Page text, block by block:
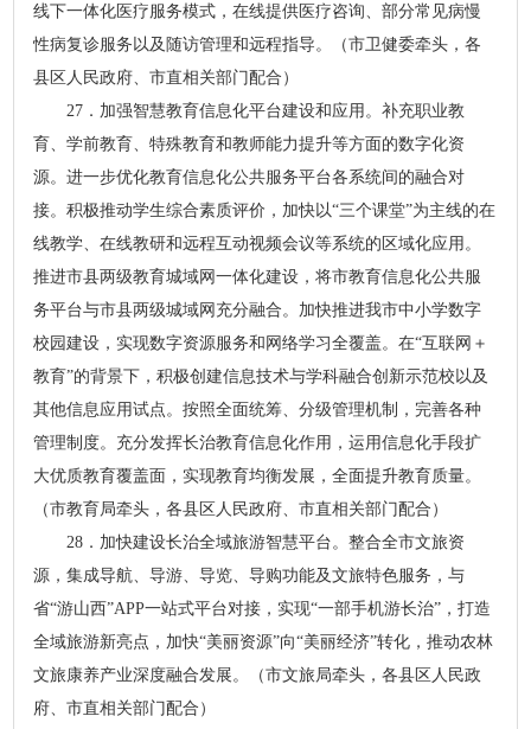
线下一体化医疗服务模式，在线提供医疗咨询、部分常见病慢
性病复诊服务以及随访管理和远程指导。（市卫健委牵头，各
县区人民政府、市直相关部门配合）
27．加强智慧教育信息化平台建设和应用。补充职业教
育、学前教育、特殊教育和教师能力提升等方面的数字化资
源。进一步优化教育信息化公共服务平台各系统间的融合对
接。积极推动学生综合素质评价，加快以“三个课堂”为主线的在
线教学、在线教研和远程互动视频会议等系统的区域化应用。
推进市县两级教育城域网一体化建设，将市教育信息化公共服
务平台与市县两级城域网充分融合。加快推进我市中小学数字
校园建设，实现数字资源服务和网络学习全覆盖。在“互联网＋
教育”的背景下，积极创建信息技术与学科融合创新示范校以及
其他信息应用试点。按照全面统筹、分级管理机制，完善各种
管理制度。充分发挥长治教育信息化作用，运用信息化手段扩
大优质教育覆盖面，实现教育均衡发展，全面提升教育质量。
（市教育局牵头，各县区人民政府、市直相关部门配合）
28．加快建设长治全域旅游智慧平台。整合全市文旅资
源，集成导航、导游、导览、导购功能及文旅特色服务，与
省“游山西”APP一站式平台对接，实现“一部手机游长治”，打造
全域旅游新亮点，加快“美丽资源”向“美丽经济”转化，推动农林
文旅康养产业深度融合发展。（市文旅局牵头，各县区人民政
府、市直相关部门配合）